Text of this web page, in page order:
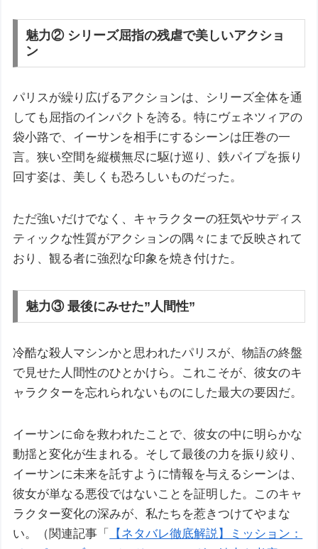
魅力② シリーズ屈指の残虐で美しいアクショ
ン
パリスが繰り広げるアクションは、シリーズ全体を通
しても屈指のインパクトを誇る。特にヴェネツィアの
袋小路で、イーサンを相手にするシーンは圧巻の一
言。狭い空間を縦横無尽に駆け巡り、鉄パイプを振り
回す姿は、美しくも恐ろしいものだった。
ただ強いだけでなく、キャラクターの狂気やサディス
ティックな性質がアクションの隅々にまで反映されて
おり、観る者に強烈な印象を焼き付けた。
魅力③ 最後にみせた”人間性”
冷酷な殺人マシンかと思われたパリスが、物語の終盤
で見せた人間性のひとかけら。これこそが、彼女のキ
ャラクターを忘れられないものにした最大の要因だ。
イーサンに命を救われたことで、彼女の中に明らかな
動揺と変化が生まれる。そして最後の力を振り絞り、
イーサンに未来を託すように情報を与えるシーンは、
彼女が単なる悪役ではないことを証明した。このキャ
ラクター変化の深みが、私たちを惹きつけてやまな
い。（関連記事「
【ネタバレ徹底解説】ミッション：